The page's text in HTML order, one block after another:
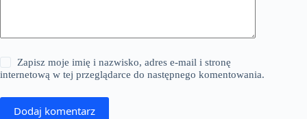
Zapisz moje imię i nazwisko, adres e-mail i stronę
internetową w tej przeglądarce do następnego komentowania.
Dodaj komentarz